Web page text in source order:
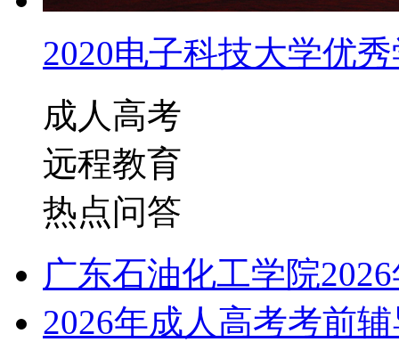
2020电子科技大学优
成人高考
远程教育
热点问答
广东石油化工学院
2026年成人高考考前